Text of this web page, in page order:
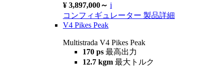
¥ 3,897,000～ i
コンフィギュレーター 製品詳細
V4 Pikes Peak
Multistrada V4 Pikes Peak
170 ps 最高出力
12.7 kgm 最大トルク